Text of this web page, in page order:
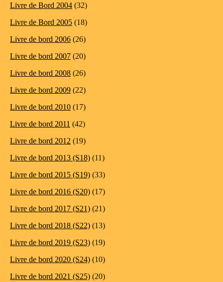
Livre de Bord 2004 (32)
Livre de Bord 2005 (18)
Livre de bord 2006 (26)
Livre de bord 2007 (20)
Livre de bord 2008 (26)
Livre de bord 2009 (22)
Livre de bord 2010 (17)
Livre de bord 2011 (42)
Livre de bord 2012 (19)
Livre de bord 2013 (S18) (11)
Livre de bord 2015 (S19) (33)
Livre de bord 2016 (S20) (17)
Livre de bord 2017 (S21) (21)
Livre de bord 2018 (S22) (13)
Livre de bord 2019 (S23) (19)
Livre de bord 2020 (S24) (10)
Livre de bord 2021 (S25) (20)